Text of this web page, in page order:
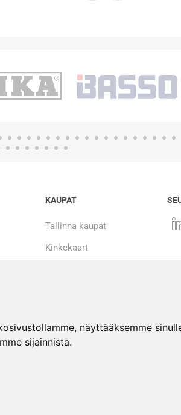
näyttääksemme
sijainnista.
KAUPAT
Tallinna kaupat
Kinkekaart